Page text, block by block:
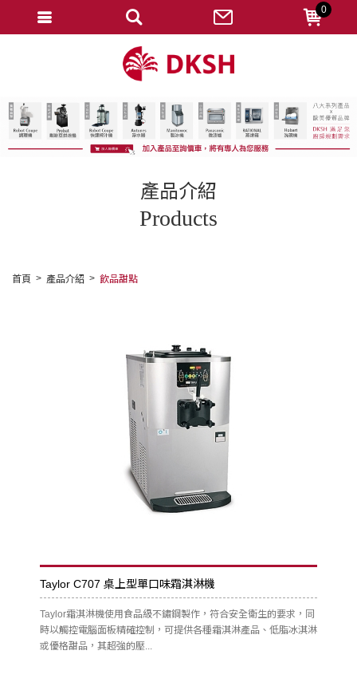
產品介紹
Products
首頁 產品介紹 飲品甜點
Taylor C707 桌上型單口味霜淇淋機
Taylor霜淇淋機使用食品級不鏽鋼製作，符合安全衛生的要求，同
時以觸控電腦面板精確控制，可提供各種霜淇淋產品、低脂冰淇淋
或優格甜品，其超強的壓...
0
忘記密碼
變更密碼